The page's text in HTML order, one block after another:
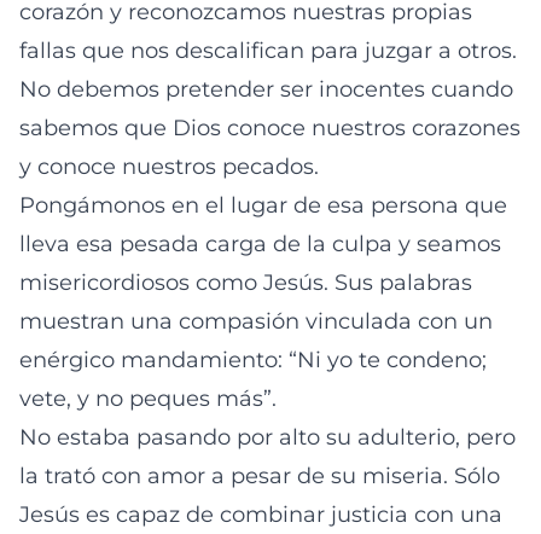
corazón y reconozcamos nuestras propias
fallas que nos descalifican para juzgar a otros.
No debemos pretender ser inocentes cuando
sabemos que Dios conoce nuestros corazones
y conoce nuestros pecados.
Pongámonos en el lugar de esa persona que
lleva esa pesada carga de la culpa y seamos
misericordiosos como Jesús. Sus palabras
muestran una compasión vinculada con un
enérgico mandamiento: “Ni yo te condeno;
vete, y no peques más”.
No estaba pasando por alto su adulterio, pero
la trató con amor a pesar de su miseria. Sólo
Jesús es capaz de combinar justicia con una